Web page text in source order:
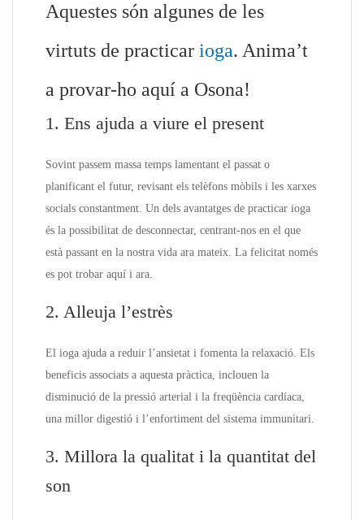
Aquestes són algunes de les
virtuts de practicar ioga. Anima’t
a provar-ho aquí a Osona!
1. Ens ajuda a viure el present
Sovint passem massa temps lamentant el passat o
planificant el futur, revisant els telèfons mòbils i les xarxes
socials constantment. Un dels avantatges de practicar ioga
és la possibilitat de desconnectar, centrant-nos en el que
està passant en la nostra vida ara mateix. La felicitat només
es pot trobar aquí i ara.
2. Alleuja l’estrès
El ioga ajuda a reduir l’ansietat i fomenta la relaxació. Els
beneficis associats a aquesta pràctica, inclouen la
disminució de la pressió arterial i la freqüència cardíaca,
una millor digestió i l’enfortiment del sistema immunitari.
3. Millora la qualitat i la quantitat del
son